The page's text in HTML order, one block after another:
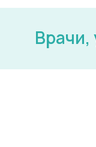
Врачи,